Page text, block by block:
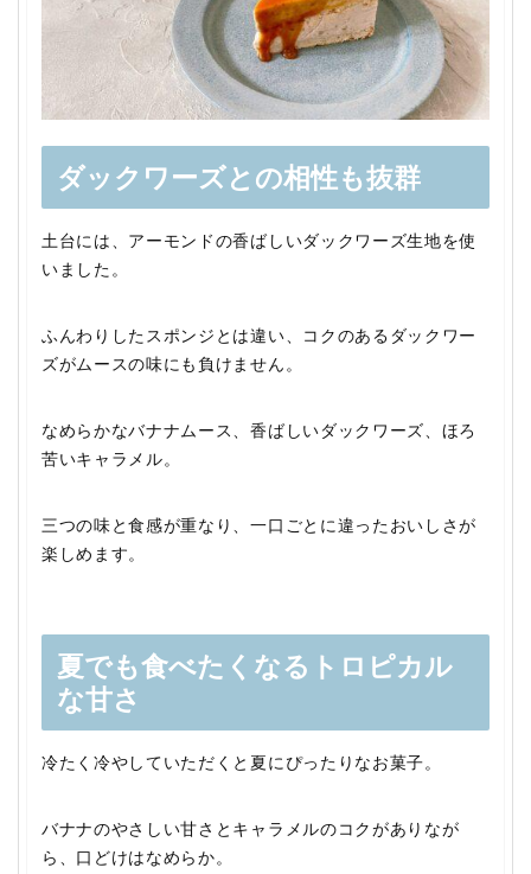
ダックワーズとの相性も抜群
土台には、アーモンドの香ばしいダックワーズ生地を使
いました。
ふんわりしたスポンジとは違い、コクのあるダックワー
ズがムースの味にも負けません。
なめらかなバナナムース、香ばしいダックワーズ、ほろ
苦いキャラメル。
三つの味と食感が重なり、一口ごとに違ったおいしさが
楽しめます。
夏でも食べたくなるトロピカル
な甘さ
冷たく冷やしていただくと夏にぴったりなお菓子。
バナナのやさしい甘さとキャラメルのコクがありなが
ら、口どけはなめらか。